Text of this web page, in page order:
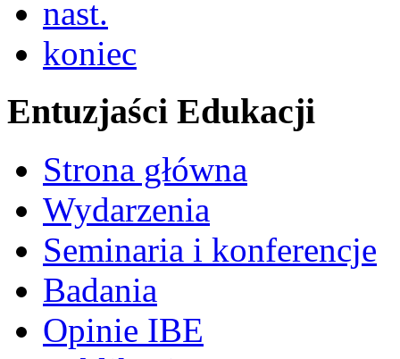
nast.
koniec
Entuzjaści Edukacji
Strona główna
Wydarzenia
Seminaria i konferencje
Badania
Opinie IBE